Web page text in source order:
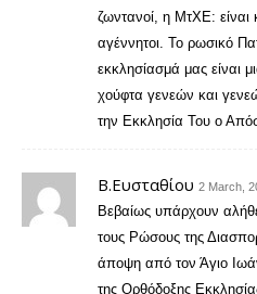
ζωντανοί, η ΜτΧΕ: είναι
αγέννητοι. Το ρωσικό
εκκλησίασμά μας είναι
χούφτα γενεών και
την Εκκλησία Του ο
Β.Ευσταθίου 2 March,
Βεβαίως υπάρχουν
τους Ρώσους της
άποψη από τον Άγιο
της Ορθόδοξης